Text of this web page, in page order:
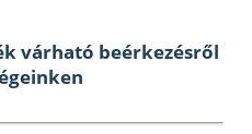
várható beérkezésről